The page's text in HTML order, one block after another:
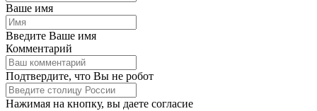
Ваше имя
Введите Ваше имя
Комментарий
Подтвердите, что Вы не робот
Нажимая на кнопку, вы даете согласие